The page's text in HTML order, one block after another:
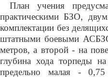
План учения
практическими БЗО,
комплектации без
штатными боевыми
метров, а второй - на
глубина хода торпеды
предельно малая -